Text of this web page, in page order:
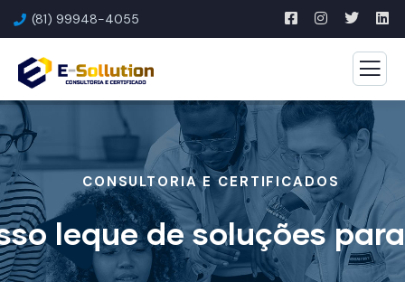
(81) 99948-4055
leque de soluções
CONSULTORIA E CERTIFICADOS